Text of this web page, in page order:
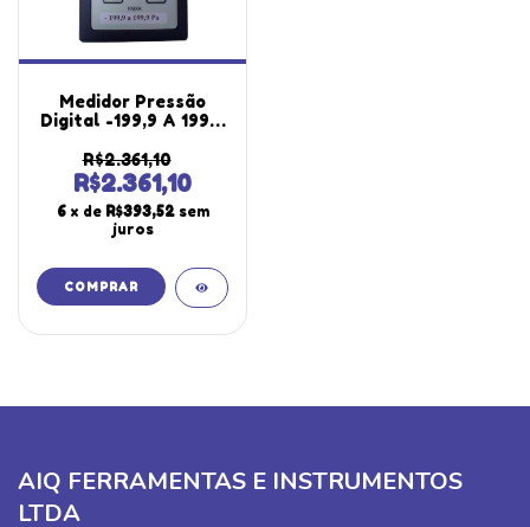
Medidor Pressão
Digital -199,9 A 199,9
Relativa Câmeras
Negativa Positiva
Mvd-100 Portátil
Instrutherm
R$2.361,10
R$2.361,10
6 x de R$393,52 sem
juros
AIQ FERRAMENTAS E INSTRUMENTOS
LTDA